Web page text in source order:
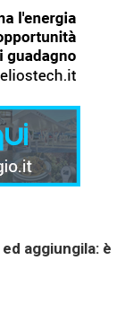
ed aggiungila: è